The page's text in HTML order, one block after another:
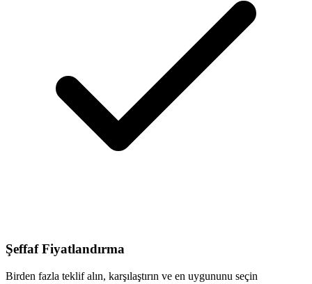
Şeffaf Fiyatlandırma
Birden fazla teklif alın, karşılaştırın ve en uygununu seçin